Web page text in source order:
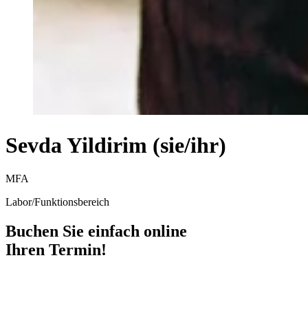
Sevda Yildirim (sie/ihr)
MFA
Labor/Funktionsbereich
Buchen Sie einfach online
Ihren Termin!